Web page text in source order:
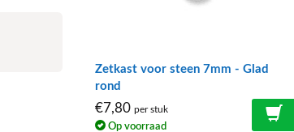
Zetkast voor steen 7mm - Glad
rond
€7,80 per stuk
Op voorraad